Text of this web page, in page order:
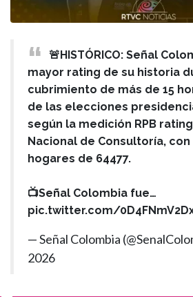
🚨HISTÓRICO: Señal
mayor rating de su historia
cubrimiento de más de 15
de las elecciones
según la medición RPB
Nacional de Consultoría,
hogares de 64477.
📺Señal Colombia fue…
pic.twitter.com/
— Señal Colombia
2026